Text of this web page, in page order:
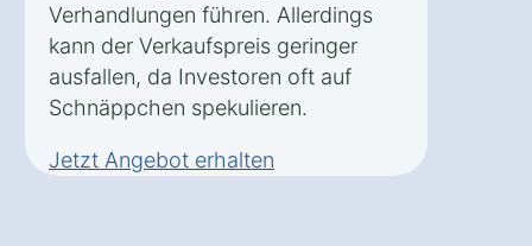
Verhandlungen führen. Allerdings
kann der Verkaufspreis geringer
ausfallen, da Investoren oft auf
Schnäppchen spekulieren.
Jetzt Angebot erhalten